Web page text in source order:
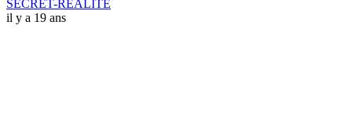
SECRET-REALITE
il y a 19 ans